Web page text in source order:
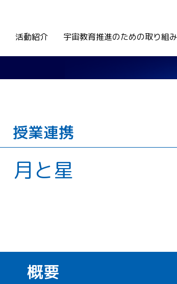
活動紹介 宇宙教育推進のための取り組み
授業連携
月と星
概要